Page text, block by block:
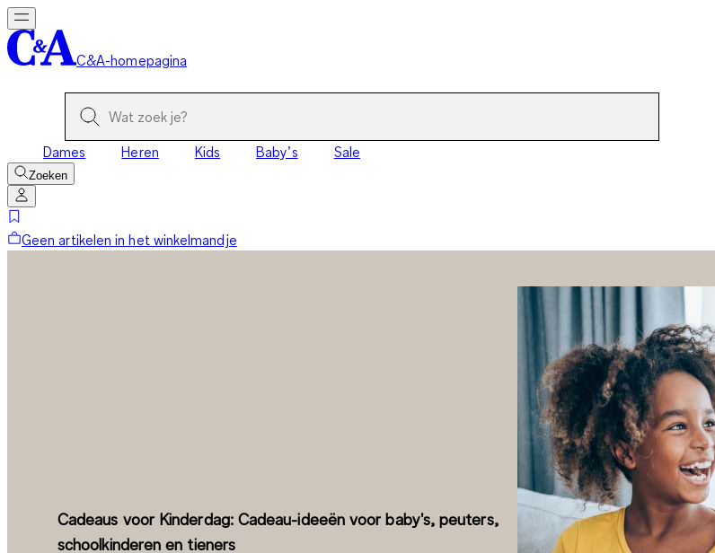
C&A-homepagina
Dames Heren Kids Baby’s Sale
Zoeken
Geen artikelen in het winkelmandje
Cadeaus voor Kinderdag: Cadeau-ideeën voor baby's, peuters,
schoolkinderen en tieners